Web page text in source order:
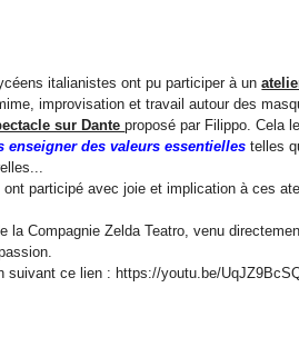
italianistes ont pu participer à un
improvisation et travail autour des
sur Danteproposé par Filippo. Cela
enseigner des valeurs essentielles telles
participé avec joie et implication à ces
la Compagnie Zelda Teatro, venu
suivant ce lien : https://youtu.be/